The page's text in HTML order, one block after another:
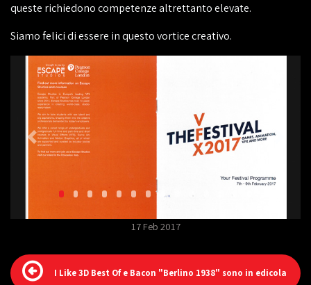
queste richiedono competenze altrettanto elevate.
Siamo felici di essere in questo vortice creativo.
17 Feb 2017
I Like 3D Best Of e Bacon "Berlino 1938" sono in edicola